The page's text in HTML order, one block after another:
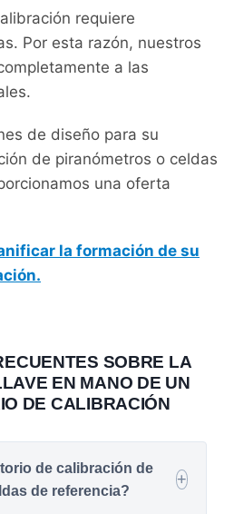
requiere
Por esta razón, nuestros
a las
de diseño para su
de piranómetros o celdas
una oferta
la formación de su
SOBRE LA
EN MANO DE UN
DE CALIBRACIÓN
de calibración de
de referencia?